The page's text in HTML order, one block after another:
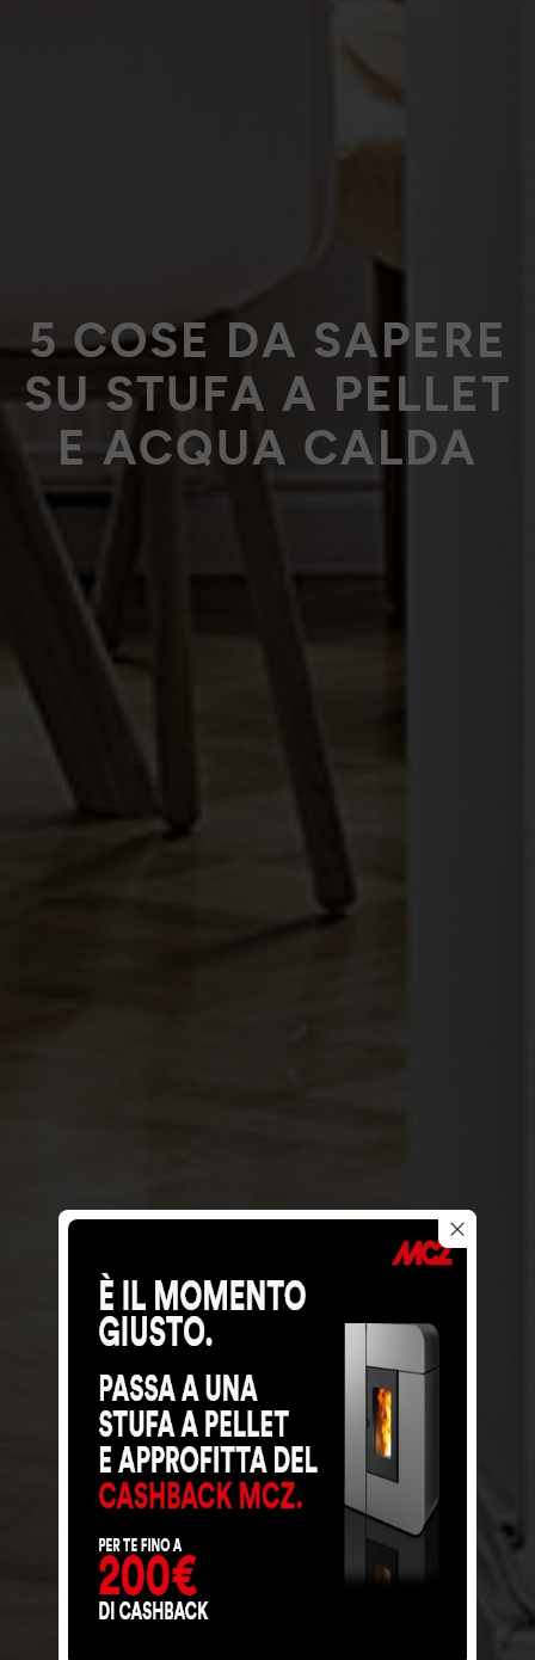
5 COSE DA SAPERE
SU STUFA A PELLET
E ACQUA CALDA